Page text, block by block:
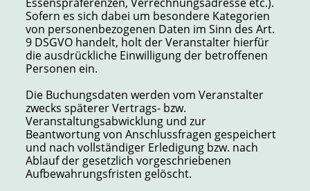
Sofern es sich dabei um besondere Kategorien
von personenbezogenen Daten im Sinn des Art.
9 DSGVO handelt, holt der Veranstalter hierfür
die ausdrückliche Einwilligung der betroffenen
Personen ein.
Die Buchungsdaten werden vom Veranstalter
zwecks späterer Vertrags- bzw.
Veranstaltungsabwicklung und zur
Beantwortung von Anschlussfragen gespeichert
und nach vollständiger Erledigung bzw. nach
Ablauf der gesetzlich vorgeschriebenen
Aufbewahrungsfristen gelöscht.